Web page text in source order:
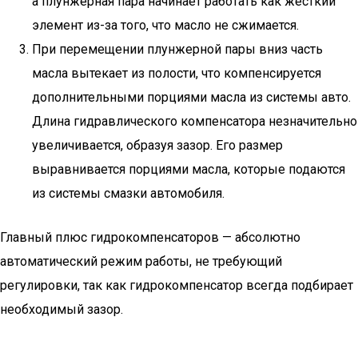
элемент из-за того, что масло не сжимается.
При перемещении плунжерной пары вниз часть
масла вытекает из полости, что компенсируется
дополнительными порциями масла из системы авто.
Длина гидравлического компенсатора незначительно
увеличивается, образуя зазор. Его размер
выравнивается порциями масла, которые подаются
из системы смазки автомобиля.
Главный плюс гидрокомпенсаторов — абсолютно
автоматический режим работы, не требующий
регулировки, так как гидрокомпенсатор всегда подбирает
необходимый зазор.